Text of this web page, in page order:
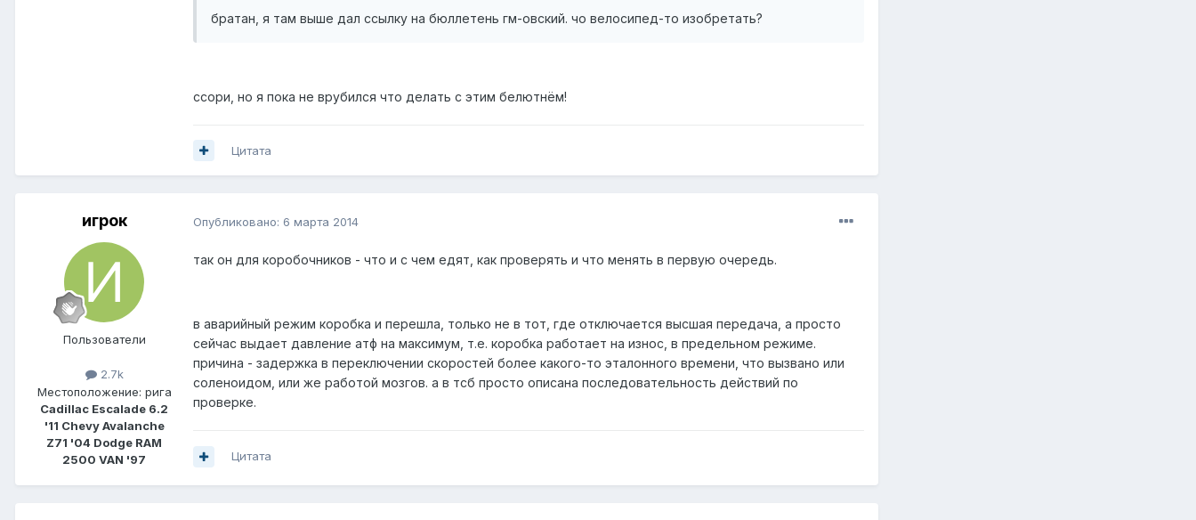
братан, я там выше дал ссылку на бюллетень гм-овский. чо велосипед-то изобретать?
ссори, но я пока не врубился что делать с этим белютнём!
Цитата
игрок
Пользователи
2.7k
Местоположение: рига
Cadillac Escalade 6.2
'11 Chevy Avalanche
Z71 '04 Dodge RAM
2500 VAN '97
Опубликовано: 6 марта 2014
так он для коробочников - что и с чем едят, как проверять и что менять в первую очередь.
в аварийный режим коробка и перешла, только не в тот, где отключается высшая передача, а просто
сейчас выдает давление атф на максимум, т.е. коробка работает на износ, в предельном режиме.
причина - задержка в переключении скоростей более какого-то эталонного времени, что вызвано или
соленоидом, или же работой мозгов. а в тсб просто описана последовательность действий по
проверке.
Цитата